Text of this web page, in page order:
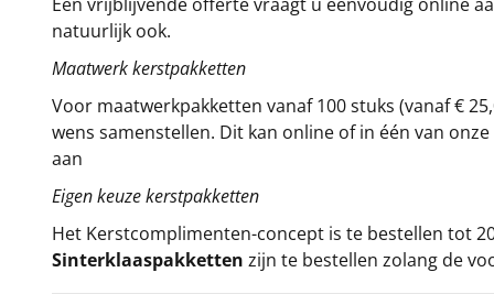
natuurlijk ook.
Maatwerk kerstpakketten
Voor maatwerkpakketten vanaf 100 stuks (vanaf €
wens samenstellen. Dit kan online of in één van
aan
Eigen keuze kerstpakketten
Het Kerstcomplimenten-concept is te bestellen tot
Sinterklaaspakketten zijn te bestellen zolang de